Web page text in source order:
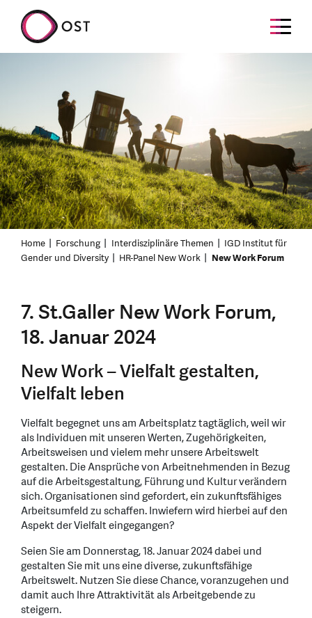
Home Forschung Interdisziplinäre Themen
IGD Institut für
Gender und Diversity
HR-Panel New Work New Work Forum
7. St.Galler New Work Forum,
18. Januar 2024
New Work – Vielfalt gestalten,
Vielfalt leben
Vielfalt begegnet uns am Arbeitsplatz tagtäglich, weil wir
als Individuen mit unseren Werten, Zugehörigkeiten,
Arbeitsweisen und vielem mehr unsere Arbeitswelt
gestalten. Die Ansprüche von Arbeitnehmenden in Bezug
auf die Arbeitsgestaltung, Führung und Kultur verändern
sich. Organisationen sind gefordert, ein zukunftsfähiges
Arbeitsumfeld zu schaffen. Inwiefern wird hierbei auf den
Aspekt der Vielfalt eingegangen?
Seien Sie am Donnerstag, 18. Januar 2024 dabei und
gestalten Sie mit uns eine diverse, zukunftsfähige
Arbeitswelt. Nutzen Sie diese Chance, voranzugehen und
damit auch Ihre Attraktivität als Arbeitgebende zu
steigern.